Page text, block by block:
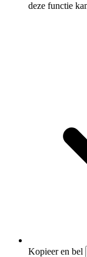
deze functie
Kopieer en bel